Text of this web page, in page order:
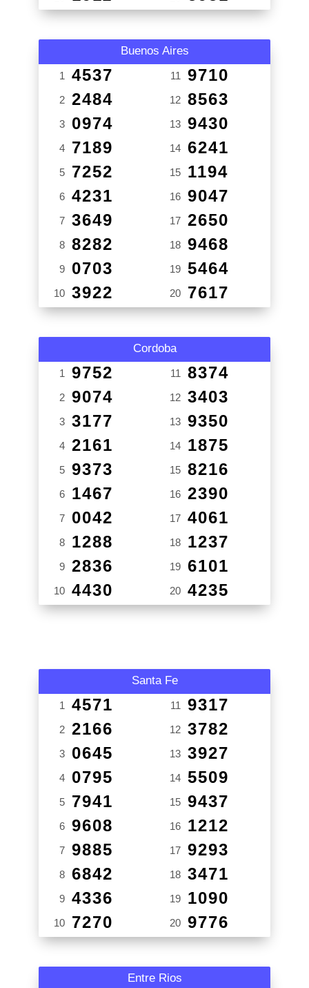
Buenos Aires
1 4537
2 2484
3 0974
4 7189
5 7252
6 4231
7 3649
8 8282
9 0703
10 3922
11 9710
12 8563
13 9430
14 6241
15 1194
16 9047
17 2650
18 9468
19 5464
20 7617
Cordoba
1 9752
2 9074
3 3177
4 2161
5 9373
6 1467
7 0042
8 1288
9 2836
10 4430
11 8374
12 3403
13 9350
14 1875
15 8216
16 2390
17 4061
18 1237
19 6101
20 4235
Santa Fe
1 4571
2 2166
3 0645
4 0795
5 7941
6 9608
7 9885
8 6842
9 4336
10 7270
11 9317
12 3782
13 3927
14 5509
15 9437
16 1212
17 9293
18 3471
19 1090
20 9776
Entre Rios